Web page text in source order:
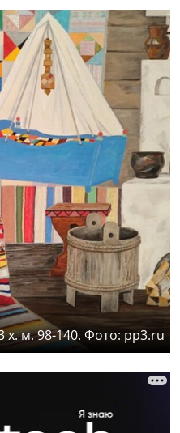
х. м. 98-140. Фото: pp3.ru